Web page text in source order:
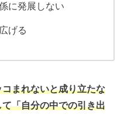
に発展しない
げる
まれないと成り立たな
「自分の中での引き出